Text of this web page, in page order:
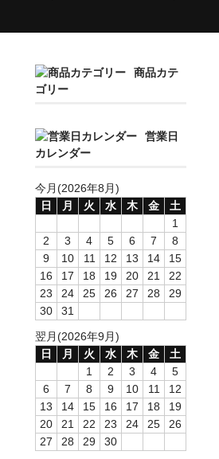
商品カテ
ゴリー
営業日
カレンダー
今月(2026年8月)
日
月 火 水 木 金
土
1
2
3 4 5 6 7
8
9
10 11 12 13 14
15
16
17 18 19 20 21
22
23
24 25 26 27 28
29
30
31
翌月(2026年9月)
日
月 火 水 木 金
土
1
2 3 4
5
6
7 8 9 10 11
12
13
14 15 16 17 18
19
20
21 22 23 24 25
26
27
28 29 30